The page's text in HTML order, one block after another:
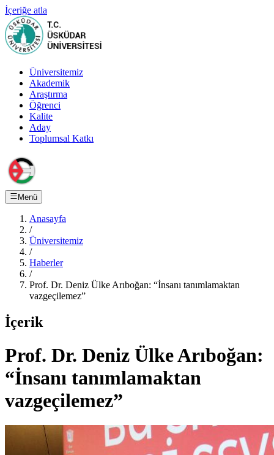
İçeriğe atla
Üniversitemiz
Akademik
Araştırma
Öğrenci
Kalite
Aday
Toplumsal Katkı
Menü
Anasayfa
/
Üniversitemiz
/
Haberler
/
Prof. Dr. Deniz Ülke Arıboğan: “İnsanı tanımlamaktan
vazgeçilemez”
İçerik
Prof. Dr. Deniz Ülke Arıboğan:
“İnsanı tanımlamaktan
vazgeçilemez”